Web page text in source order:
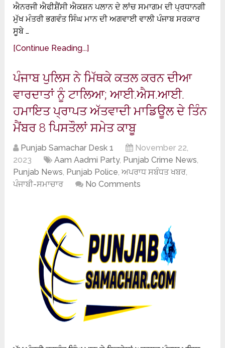
ਐਨਰਜੀ ਐਫੀਸ਼ੈਂਸੀ ਐਕਸ਼ਨ ਪਲਾਨ ਦੇ ਲਾਂਚ ਸਮਾਗਮ ਦੀ ਪ੍ਰਧਾਨਗੀ
ਮੁੱਖ ਮੰਤਰੀ ਭਗਵੰਤ ਸਿੰਘ ਮਾਨ ਦੀ ਅਗਵਾਈ ਵਾਲੀ ਪੰਜਾਬ ਸਰਕਾਰ
ਸੂਬੇ …
[Continue Reading...]
ਪੰਜਾਬ ਪੁਲਿਸ ਨੇ ਮਿੱਥਕੇ ਕਤਲ ਕਰਨ ਦੀਆ
ਵਾਰਦਾਤਾਂ ਨੂੰ ਟਾਲਿਆ; ਆਈ.ਐਸ.ਆਈ.
ਹਮਾਇਤ ਪ੍ਰਾਪਤ ਅੱਤਵਾਦੀ ਮਾਡਿਊਲ ਦੇ ਤਿੰਨ
ਮੈਂਬਰ 8 ਪਿਸਤੌਲਾਂ ਸਮੇਤ ਕਾਬੂ
Punjab Samachar Desk 1
November 22,
2023
Aam Aadmi Party, Punjab Crime News,
Punjab News, Punjab Police,ਅਪਰਾਧ ਸਬੰਧਤ ਖਬਰ,
ਪੰਜਾਬੀ-ਸਮਾਚਾਰ
No Comments